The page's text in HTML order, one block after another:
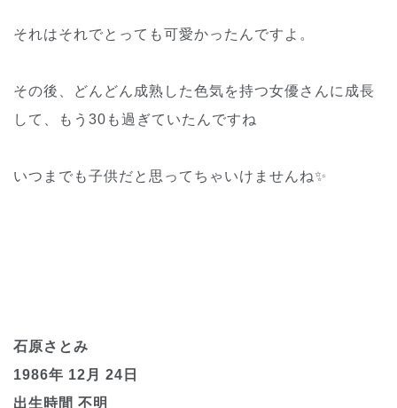
それはそれでとっても可愛かったんですよ。
その後、どんどん成熟した色気を持つ女優さんに成長
して、もう30も過ぎていたんですね
いつまでも子供だと思ってちゃいけませんね✨
石原さとみ
1986年 12月 24日
出生時間 不明